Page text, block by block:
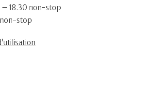
– 18.30 non-stop
stop